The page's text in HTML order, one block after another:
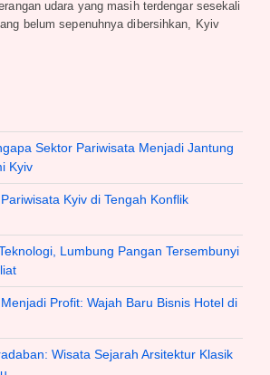
udara yang masih terdengar sesekali
belum sepenuhnya dibersihkan, Kyiv
Sektor Pariwisata Menjadi Jantung
Kyiv
Kyiv di Tengah Konflik
Lumbung Pangan Tersembunyi
Profit: Wajah Baru Bisnis Hotel di
Wisata Sejarah Arsitektur Klasik